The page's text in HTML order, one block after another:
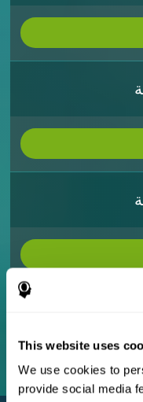
This website uses
We use cookies to
provide social media